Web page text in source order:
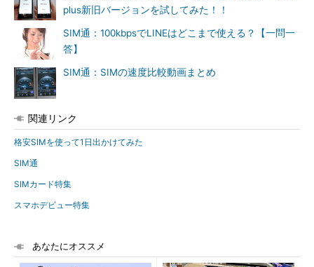
plus新旧バージョンを試してみた！！
SIM通：100kbpsでLINEはどこまで使える？【一問一
答】
SIM通：SIMの速度比較動画まとめ
関連リンク
格安SIMを使って1日出かけてみた
SIM通
SIMカード特集
スマホデビュー特集
あなたにオススメ